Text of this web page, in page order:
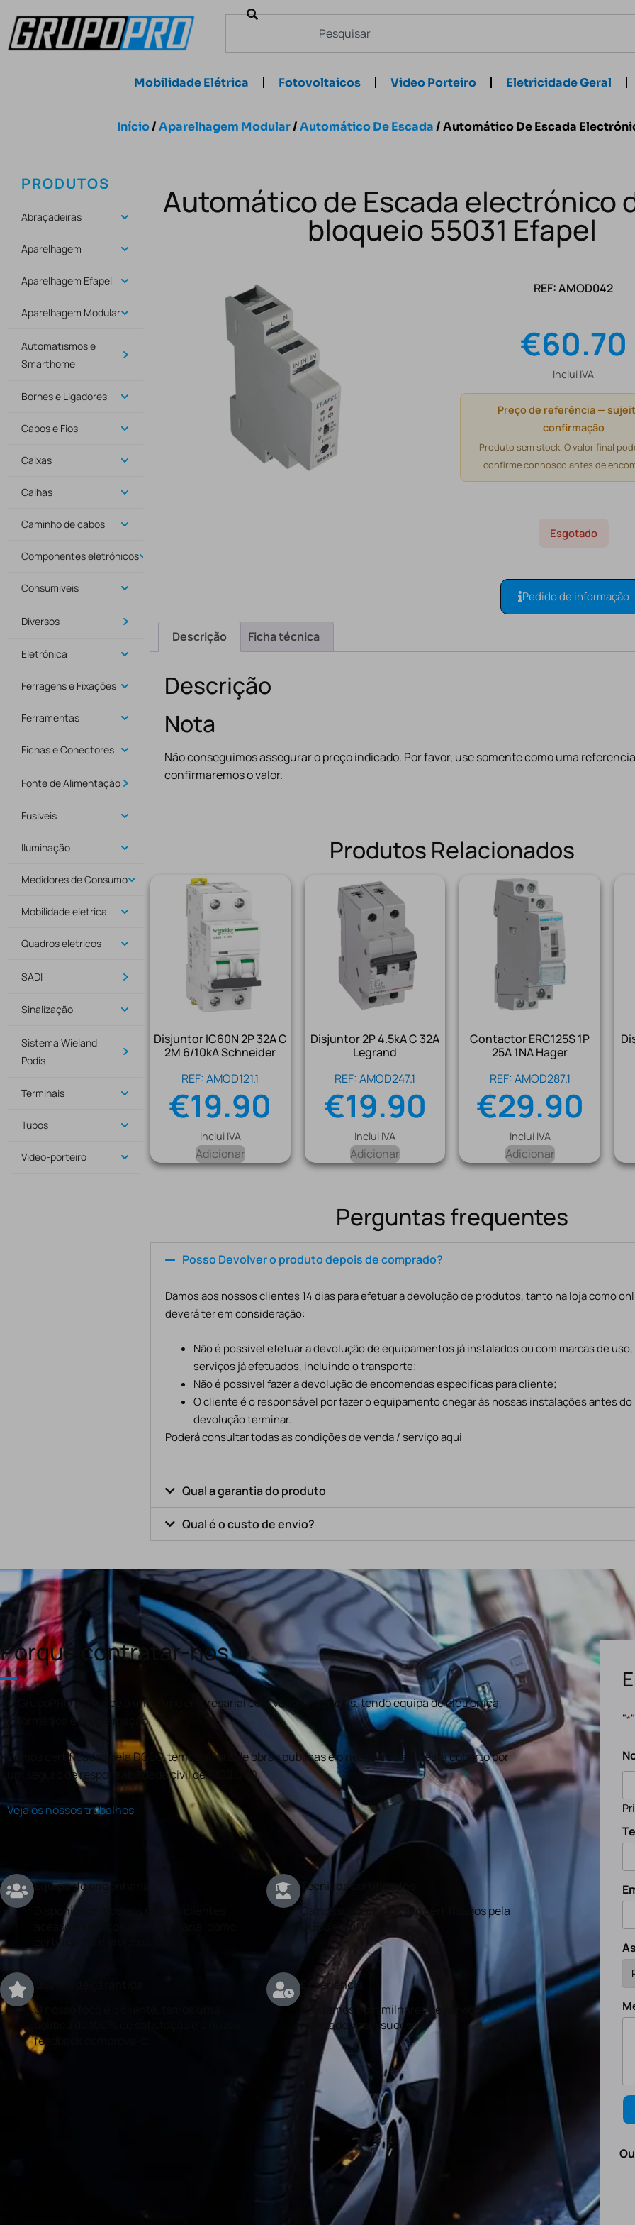
Mobilidade Elétrica Fotovoltaicos Video Porteiro Eletricidade Geral
Início/Aparelhagem Modular/Automático De Escada/ Automático De Escada
PRODUTOS
Abraçadeiras
Aparelhagem
Aparelhagem Efapel
Aparelhagem Modular
Automatismos e
Smarthome
Bornes e Ligadores
Cabos e Fios
Caixas
Calhas
Caminho de cabos
Componentes eletrónicos
Consumiveis
Diversos
Eletrónica
Ferragens e Fixações
Ferramentas
Fichas e Conectores
Fonte de Alimentação
Fusiveis
Iluminação
Medidores de Consumo
Mobilidade eletrica
Quadros eletricos
SADI
Sinalização
Sistema Wieland
Podis
Terminais
Tubos
Video-porteiro
Automático de Escada electrónico
bloqueio 55031 Efapel
REF: AMOD042
€60.70
Inclui IVA
Preço de referência —
confirmação
Produto sem stock. O valor final
confirme connosco antes de
Esgotado
Pedido de informação
Descrição Ficha técnica
Descrição
Nota
Não conseguimos assegurar o preço indicado. Por favor, use somente como uma
confirmaremos o valor.
Produtos Relacionados
Disjuntor IC60N 2P 32A C
2M 6/10kA Schneider
REF: AMOD121.1
€19.90
Inclui IVA
Adicionar
Disjuntor 2P 4.5kA C 32A
Legrand
REF: AMOD247.1
€19.90
Inclui IVA
Adicionar
Contactor ERC125S 1P
25A 1NA Hager
REF: AMOD287.1
€29.90
Inclui IVA
Adicionar
Perguntas frequentes
Posso Devolver o produto depois de comprado?
Damos aos nossos clientes 14 dias para efetuar a devolução de produtos, tanto na loja como
deverá ter em consideração:
Não é possível efetuar a devolução de equipamentos já instalados ou com marcas de
serviços já efetuados, incluindo o transporte;
Não é possível fazer a devolução de encomendas especificas para cliente;
O cliente é o responsável por fazer o equipamento chegar às nossas instalações antes
devolução terminar.
Poderá consultar todas as condições de venda / serviço aqui
Qual a garantia do produto
Qual é o custo de envio?
Porquê contratar-nos
O GrupoPRO pertence a um grupo empresarial com várias valências, tendo equipa de eletronica,
informática e programação.
Somos certificados pela DGEG, temos alvará de obras publicas e o nosso trabalho está coberto por
um seguro de responsabilidade civil de €100.000.
Veja os nossos trabalhos
Equipa de engenharia
Disponibilizamos aos nossos clientes
acesso a serviços de engenharia, como
certificados e projetos.
Técnicos certificados
Os nossos técnicos são certificados pela
DGEG e a ANACOM
O nosso foco é o cliente, temos uma
politica de 100% de satisfação e o nosso
feedback comprova-o.
Experiência
Contamos com milhares de serviços
realizados com sucesso.
"*